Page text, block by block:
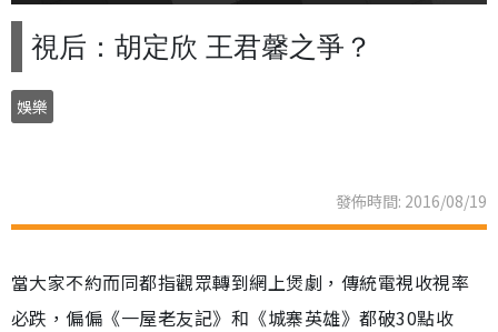
視后：胡定欣 王君馨之爭？
娛樂
發佈時間: 2016/08/19
當大家不約而同都指觀眾轉到網上煲劇，傳統電視收視率
必跌，偏偏《一屋老友記》和《城寨英雄》都破30點收